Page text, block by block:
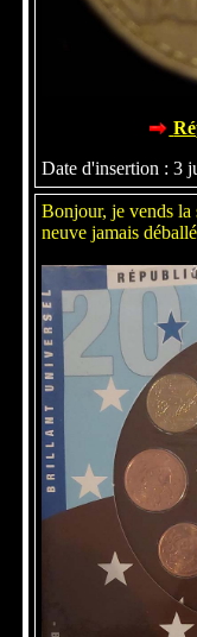
Date d'insertion : 3
Bonjour, je vends la
neuve jamais